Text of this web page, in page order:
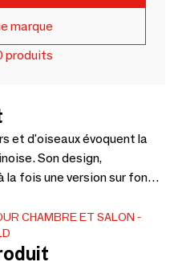
marque
produits
et d'oiseaux évoquent la
Son design,
fois une version sur fond
un véritable effet
de coton
CHAMBRE ET SALON